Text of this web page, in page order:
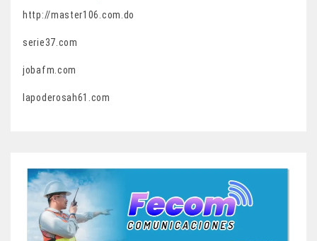
http://master106.com.do
serie37.com
jobafm.com
lapoderosah61.com